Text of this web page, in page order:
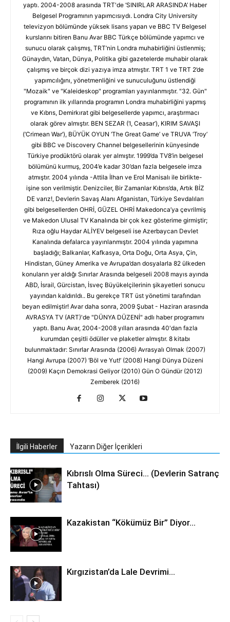
yaptı. 2004-2008 arasında TRT'de ‘SINIRLAR ARASINDA’ Haber
Belgesel Programının yapımcısıydı. Londra City University
televizyon bölümünde yüksek lisans yapan ve BBC TV Belgesel
kurslarını bitiren Banu Avar BBC Türkçe bölümünde yapımcı ve
sunucu olarak çalışmış, TRT’nin Londra muhabirliğini üstlenmiş;
Günaydın, Vatan, Dünya, Politika gibi gazetelerde muhabir olarak
çalışmış ve birçok dizi yazıya imza atmıştır. TRT 1 ve TRT 2’de
yapımcılığını, yönetmenliğini ve sunuculuğunu üstlendiği
"Mozaik" ve "Kaleideskop" programları yayınlanmıştır. "32. Gün"
programının ilk yıllarında programın Londra muhabirliğini yapmış
ve Kıbrıs, Demirkırat gibi belgesellerde yapımcı, araştırmacı
olarak görev almıştır. BEN SEZAR (‘I, Ceasar’), KIRIM SAVAŞI
(‘Crimean War’), BÜYÜK OYUN ‘The Great Game’ ve TRUVA ‘Troy’
gibi BBC ve Discovery Channel belgesellerinin künyesinde
Türkiye prodüktörü olarak yer almıştır. 1999’da TV8’in belgesel
bölümünü kurmuş, 2004’e kadar 30’dan fazla belgesele imza
atmıştır. 2004 yılında -Attila İlhan ve Erol Manisalı ile birlikte-
işine son verilmiştir. Denizciler, Bir Zamanlar Kıbrıs’da, Artık BİZ
DE varız!, Devlerin Savaş Alanı Afganistan, Türkiye Sevdalıları
gibi belgesellerden OHRİ, GÜZEL OHRİ Makedonca’ya çevrilmiş
ve Makedon Ulusal TV Kanalında bir çok kez gösterime girmiştir;
Rıza oğlu Haydar ALİYEV belgeseli ise Azerbaycan Devlet
Kanalında defalarca yayınlanmıştır. 2004 yılında yapımına
başladığı; Balkanlar, Kafkasya, Orta Doğu, Orta Asya, Çin,
Hindistan, Güney Amerika ve Avrupa’dan dosyalarla 82 ülkeden
konuların yer aldığı Sınırlar Arasında belgeseli 2008 mayıs ayında
ABD, İsrail, Gürcistan, İsveç Büyükelçilerinin şikayetleri sonucu
yayından kaldırıldı.. Bu gerekçe TRT üst yönetimi tarafından
beyan edilmiştir! Avar daha sonra, 2009 Şubat - Haziran arasında
AVRASYA TV (ART)'de "DÜNYA DÜZENİ" adlı haber programını
yaptı. Banu Avar, 2004-2008 yılları arasında 40'dan fazla
kurumdan çeşitli ödüller ve plaketler almıştır. 8 kitabı
bulunmaktadır: Sınırlar Arasında (2006) Avrasyalı Olmak (2007)
Hangi Avrupa (2007) ‘Böl ve Yut!’ (2008) Hangi Dünya Düzeni
(2009) Kaçın Demokrasi Geliyor (2010) Gün O Gündür (2012)
Zemberek (2016)
İlgili Haberler Yazarın Diğer İçerikleri
Kıbrıslı Olma Süreci… (Devlerin Satranç
Tahtası)
Kazakistan “Kökümüz Bir” Diyor…
Kırgızistan’da Lale Devrimi…